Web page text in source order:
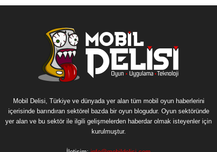
Mobil Delisi, Türkiye ve dünyada yer alan tüm mobil oyun haberlerini
içerisinde barındıran sektörel bazda bir oyun blogudur. Oyun sektöründe
yer alan ve bu sektör ile ilgili gelişmelerden haberdar olmak isteyenler için
kurulmuştur.